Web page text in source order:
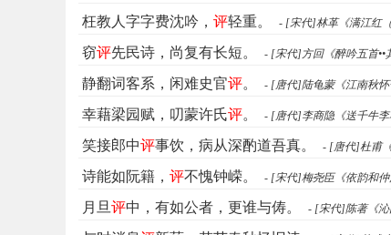
枉教人字字费沈吟， 评轻重。 - [宋代]林革《满江红
窃评先民诗，尚复有长短。 - [宋代]方回《醉吟五首••
静翻词客系，闲难史官评。 - [唐代]陆龟蒙《江南秋怀
幸藉梁园赋，叨蒙许氏评。 - [唐代]李商隐《送千牛李
笑接郎中评事饮，病从深酌道吾真。 - [唐代]杜甫
诗能如阮籍， 评不愧钟嵘。 - [宋代]梅尧臣《依韵和仲
月旦评中，有如公者，更谁与俦。 - [宋代]陈著《沁